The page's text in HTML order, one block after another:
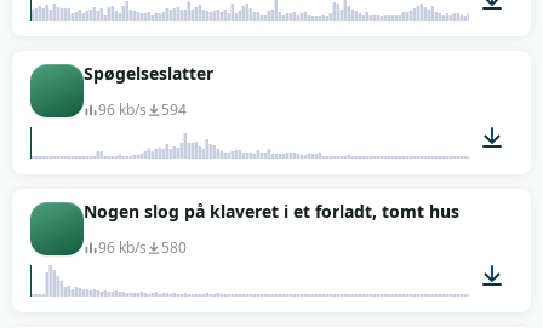
Spøgelseslatter
96 kb/s 594
Nogen slog på klaveret i et forladt, tomt hus
96 kb/s 580